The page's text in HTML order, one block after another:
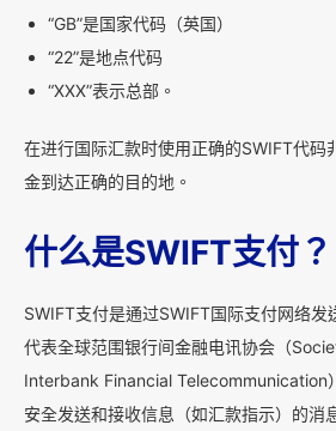
“GB”是国家代码（英国）
“22”是地点代码
“XXX”表示总部。
在进行国际汇款时使用正确的SWIFT代码
金到达正确的目的地。
什么是SWIFT支付？
SWIFT支付是通过SWIFT国际支付网络发
代表全球范围银行间金融电讯协会（
Interbank Financial Telecommunication
安全发送和接收信息（如汇款指示）的消